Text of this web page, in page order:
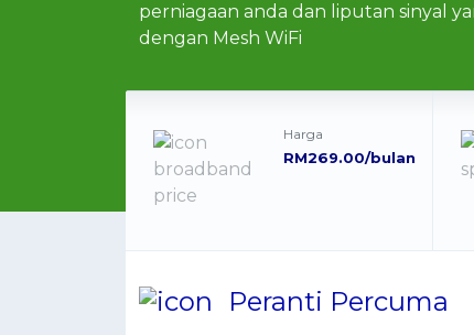
perniagaan anda dan liputan sinyal
dengan Mesh WiFi
Harga
RM269.00/bulan
Peranti Percuma